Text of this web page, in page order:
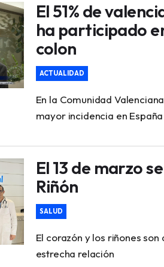
El 51% de
ha participado
colon
ACTUALIDAD
En la Comunidad
mayor incidencia en España
El 13 de marzo
Riñón
SALUD
El corazón y los riñones
estrecha relación